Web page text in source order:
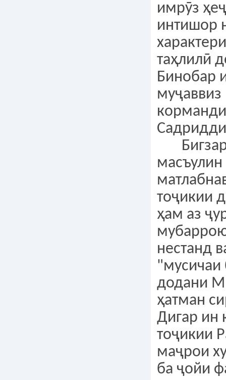
имрӯз
интишор
таҳлилӣ
Бинобар
масъулин
тоҷикии
ҳам аз
нестанд
"мусичаи
додани
ҳатман
Дигар ин
тоҷикии
маҷрои
ба ҷойи